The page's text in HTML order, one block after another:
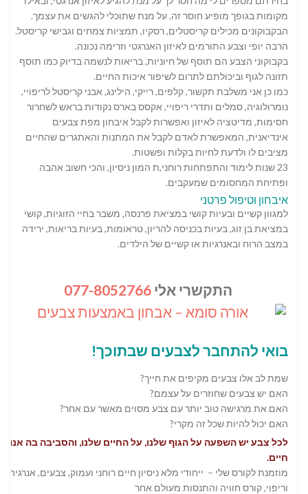
מקומות בגופך מופיע חוסר זה. על מנת שתוכלי להגשים את עצמך.
הבקבוקונים מכילים קריסטלים, רסקיו, תמציות צמחים וגבישי קריסטל.
הרבה יופי וצבע התורמים לאיזון האנרגטי וזרימה נכונה.
בקבוקוני הצבע הם תוסף של חיוניות, בריאות לנשמה בדיוק כמו תוסף
תזונה לגוף וביכולתם לתרום לשיפור איכות החיים.
כמו כן אני משלבת תקשור, קלפים, רייקי, הילינג, אבני קריסטל לריפויי,
נומרולוגיה, סמלים ותדרי ריפויי, אקסס בארס נקודות בראש לשחרור
חסימות, מדיטציה לאיזון ואפשרות לקבל איבחון מפת צבעים
אינדיאנית, המאפשרת לאדם לקבל את המתנות והאתגרים שהחיים
מציבים לו ולדעת לחיות בקלות ופשטות.
23 שנות לימוד והתפתחות רוחני,ת המון ניסיון, והכי חשוב אהבה
ופתיחת המחסומים שמעקבים.
איבחון וטיפול פרטני
למגוון קשיים ובעיות קושי במציאת פרנסה, משבר בחיי הזוגיות, קושי
במציאת בן זוג, בעיות בכניסה להריון, טראומות, בעיות בריאות, ירידה
במצב הרוח ובאנרגיות או קשיים של הילדים.
התקשרי אלי 077-8052766
בואי להתחבר לצבעים שבתוכך!
שמת לב אלו צבעים מקיפים את חייך?
האם יש צבעים שחוזרים על עצמם?
האם את מרגישה טוב יותר עם צבע מסוים מאשר עם אחר?
האם יכול להיות שכל זה מקרי?
לכל צבע יש השפעה על הגוף שלנו, על החיים שלנו, והסביבה בה אנו
חיים.
מוזמנת לקורס שלי – ייחודי מלא ניסיון חיים רוחני ועמוק, צבעים, אנרגיה
וריפוי, קורס חוויה והתנסות מעולם אחר